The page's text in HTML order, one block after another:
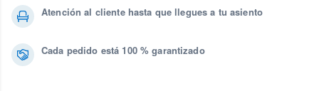
Atención al cliente hasta que llegues a tu asiento
Cada pedido está 100 % garantizado